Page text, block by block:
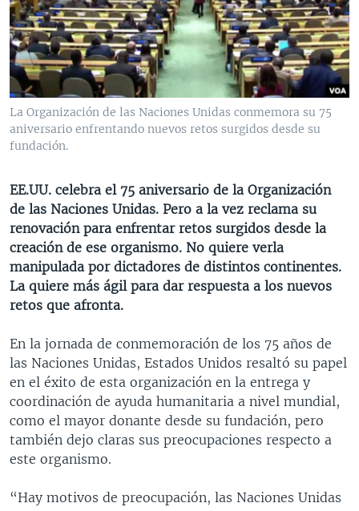
VENEZUELA
BRASIL
NICARAGUA
ECONOMÍA
ENTRETENIMIENTO Y CULTURA
TECNOLOGÍA
DEPORTES
CIENCIA Y SALUD
MULTIMEDIA
VIDEOS
FOTOGRAFÍA
AUDIOS
PROGRAMAS TV
EL MUNDO AL DÍA
FORO INTERAMERICANO
VISIÓN 360
PANORAMA
RADIO
AVANCE INFORMATIVO
AUDIONOTICIAS
ESTADOS UNIDOS AL DÍA
EL MUNDO AL DÍA [RADIO]
FORO [RADIO]
DEPORTIVO INTERNACIONAL
NOTA ECONÓMICA
DIRECT
DOCUMENTALES DE LA VOA
SÍGANOS
Idiomas
La Organización de las Naciones Unidas conmemora su 75
aniversario enfrentando nuevos retos surgidos desde su
fundación.
EE.UU. celebra el 75 aniversario de la Organización
de las Naciones Unidas. Pero a la vez reclama su
renovación para enfrentar retos surgidos desde la
creación de ese organismo. No quiere verla
manipulada por dictadores de distintos continentes.
La quiere más ágil para dar respuesta a los nuevos
retos que afronta.
En la jornada de conmemoración de los 75 años de
las Naciones Unidas, Estados Unidos resaltó su papel
en el éxito de esta organización en la entrega y
coordinación de ayuda humanitaria a nivel mundial,
como el mayor donante desde su fundación, pero
también dejo claras sus preocupaciones respecto a
este organismo.
“Hay motivos de preocupación, las Naciones Unidas